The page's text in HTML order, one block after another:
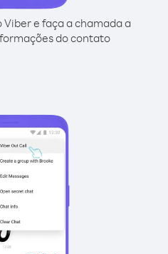
e faça a chamada a
do contato